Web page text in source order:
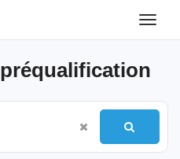
Toggle
préqualification